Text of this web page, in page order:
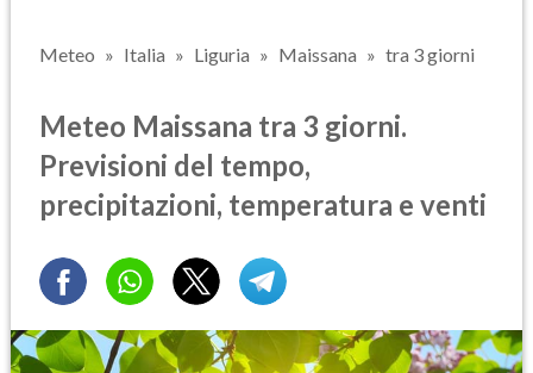
Meteo Italia Liguria Maissana tra 3 giorni
Meteo Maissana tra 3 giorni.
Previsioni del tempo,
precipitazioni, temperatura e venti